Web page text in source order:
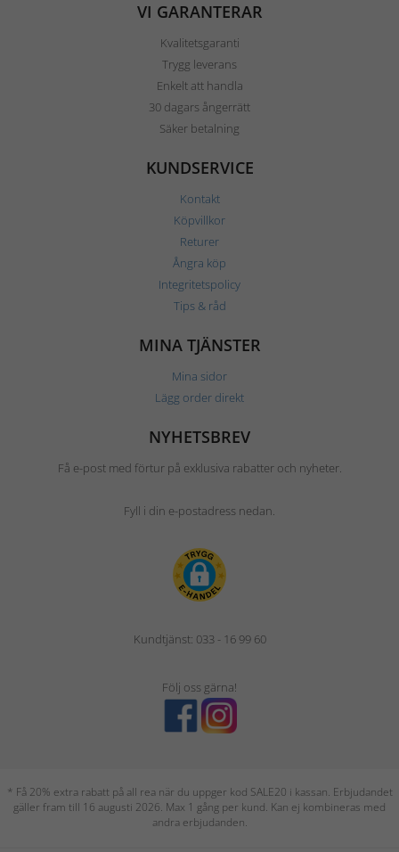
VI GARANTERAR
Kvalitetsgaranti
Trygg leverans
Enkelt att handla
30 dagars ångerrätt
Säker betalning
KUNDSERVICE
Kontakt
Köpvillkor
Returer
Ångra köp
Integritetspolicy
Tips & råd
MINA TJÄNSTER
Mina sidor
Lägg order direkt
NYHETSBREV
Få e-post med förtur på exklusiva rabatter och nyheter.
Fyll i din e-postadress nedan.
Kundtjänst: 033 - 16 99 60
Följ oss gärna!
* Få 20% extra rabatt på all rea när du uppger kod SALE20 i kassan. Erbjudandet
gäller fram till 16 augusti 2026. Max 1 gång per kund. Kan ej kombineras med
andra erbjudanden.